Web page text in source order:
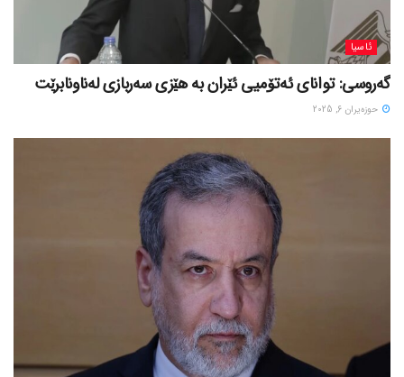
ئاسیا
گەروسی: توانای ئەتۆمیی ئێران بە هێزی سەربازی لەناونابرێت
حوزه‌یران 6, 2025